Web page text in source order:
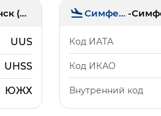
Южно-Сахалинск (Хомутово)
UUS
UHSS
ЮЖХ
Симферополь -
Код ИАТА
Код ИКАО
Внутренний код